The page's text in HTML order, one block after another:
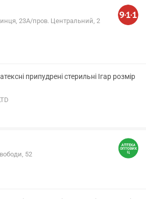
23А/пров. Центральний, 2
припудрені стерильні Ігар розмір
52